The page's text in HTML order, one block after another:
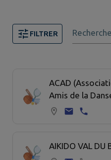
FILTRER
ACAD
Amis de la
AIKIDO VAL DU